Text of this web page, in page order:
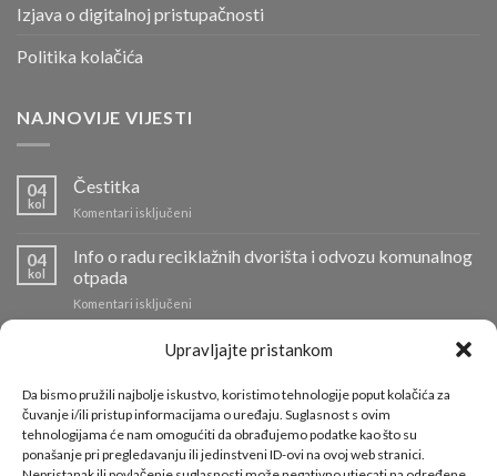
Upravljajte pristankom
Da bismo pružili najbolje iskustvo, koristimo tehnologije poput kolačića za
čuvanje i/ili pristup informacijama o uređaju. Suglasnost s ovim
tehnologijama će nam omogućiti da obrađujemo podatke kao što su
ponašanje pri pregledavanju ili jedinstveni ID-ovi na ovoj web stranici.
Izjava o digitalnoj pristupačnosti
Politika kolačića
NAJNOVIJE VIJESTI
04
kol
Čestitka
Komentari isključeni
04
kol
Info o radu reciklažnih dvorišta i odvozu komunalnog
otpada
Komentari isključeni
Info
radu
dvorišta
i
odvozu
komunalnog
otpada
Požar na Odlagalištu Ilovac lokaliziran
Požar
na
Odlagalištu
Ilovac
lokaliziran
17
srp
Tradicionalni Sajam petkom
Komentari isključeniza
Tradicionalni